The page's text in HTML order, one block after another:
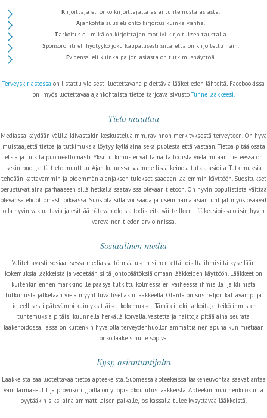
Kirjoittaja eli onko kirjoittajalla asiantuntemusta asiasta.
Ajankohtaisuus eli onko kirjoitus kuinka vanha.
Tarkoitus eli mikä on kirjoittajan motiivi kirjoituksen taustalla.
Sponsorointi eli hyötyykö joku kaupallisesti siitä, että on kirjoitettu näin.
Evidenssi eli kuinka paljon asiasta on tutkimusnäyttöä.
Terveyskirjastossa on listattu yleisesti luotettavana pidettäviä lääketiedon lähteitä. Facebookissa
on myös luotettavaa ajankohtaista tietoa tarjoava sivusto Tunne lääkkeesi.
Tieto muuttuu
Mediassa käydään välillä kiivastakin keskustelua mm. ravinnon merkityksestä terveyteen. On hyvä
muistaa, että tietoa ja tutkimuksia löytyy kyllä aina sekä puolesta että vastaan. Tietoa pitää osata
etsiä ja tulkita puolueettomasti. Yksi tutkimus ei välttämättä todista vielä mitään. Tieteessä on
sekin puoli, että tieto muuttuu. Ajan kuluessa saamme lisää keinoja tutkia asioita. Tutkimuksia
tehdään kattavammin ja pidemmän ajanjakson tulokset saadaan laajemmin käyttöön. Suositukset
perustuvat aina parhaaseen sillä hetkellä saatavissa olevaan tietoon. On hyvin populistista väittää
olevansa ehdottomasti oikeassa. Suosiota sillä voi saada ja usein nämä asiantuntijat myös osaavat
olla hyvin vakuuttavia ja esittää pätevän oloisia todisteita väitteilleen. Lääkeasioissa olisin hyvin
varovainen tiedon arvioinnissa.
Sosiaalinen media
Valitettavasti sosiaalisessa mediassa törmää usein siihen, että toisilta ihmisiltä kysellään
kokemuksia lääkkeistä ja vedetään siitä johtopäätöksiä omaan lääkkeiden käyttöön. Lääkkeet on
kuitenkin ennen markkinoille pääsyä tutkittu kolmessa eri vaiheessa ihmisillä ja kliinistä
tutkimusta jatketaan vielä myyntiluvallisellakin lääkkeellä. Otanta on siis paljon kattavampi ja
tieteellisesti pätevämpi kuin yksittäiset kokemukset. Tämä ei toki tarkoita, etteikö ihmisten
tuntemuksia pitäisi kuunnella herkällä korvalla. Vastetta ja haittoja pitää aina seurata
lääkehoidossa. Tässä on kuitenkin hyvä olla terveydenhuollon ammattiainen apuna kun mietiään
onko lääke sinulle sopiva.
Kysy asiantuntijalta
Lääkkeistä saa luotettavaa tietoa apteekeista. Suomessa apteekeissa lääkeneuvontaa saavat antaa
vain farmaseutit ja proviisorit, joilla on yliopistokoulutus lääkkeistä. Apteekin muu henkilökunta
pyytääkin siksi aina ammattilaisen paikalle, jos kassalla tulee kysyttävää lääkkeistä.